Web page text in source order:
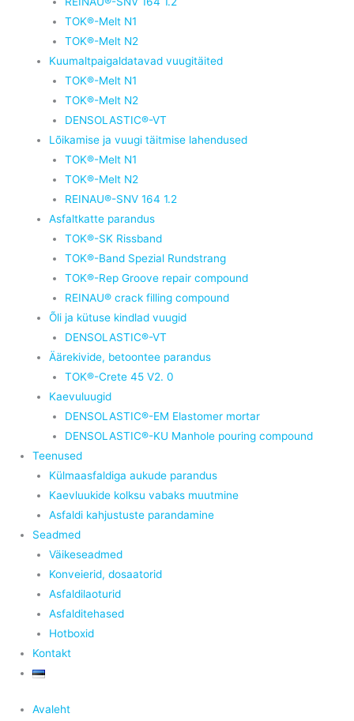
TOK®-Melt N1
TOK®-Melt N2
Kuumaltpaigaldatavad vuugitäited
TOK®-Melt N1
TOK®-Melt N2
DENSOLASTIC®-VT
Lõikamise ja vuugi täitmise lahendused
TOK®-Melt N1
TOK®-Melt N2
REINAU®-SNV 164 1.2
Asfaltkatte parandus
TOK®-SK Rissband
TOK®-Band Spezial Rundstrang
TOK®-Rep Groove repair compound
REINAU® crack filling compound
Õli ja kütuse kindlad vuugid
DENSOLASTIC®-VT
Äärekivide, betoontee parandus
TOK®-Crete 45 V2. 0
Kaevuluugid
DENSOLASTIC®-EM Elastomer mortar
DENSOLASTIC®-KU Manhole pouring compound
Teenused
Külmaasfaldiga aukude parandus
Kaevluukide kolksu vabaks muutmine
Asfaldi kahjustuste parandamine
Seadmed
Väikeseadmed
Konveierid, dosaatorid
Asfaldilaoturid
Asfalditehased
Hotboxid
Kontakt
Avaleht